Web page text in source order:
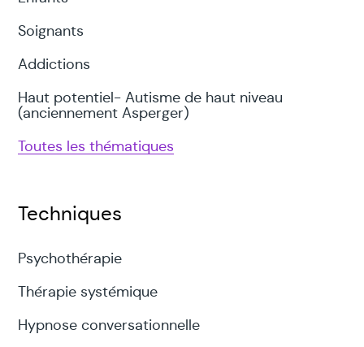
Soignants
Addictions
Haut potentiel- Autisme de haut niveau
(anciennement Asperger)
Toutes les thématiques
Techniques
Psychothérapie
Thérapie systémique
Hypnose conversationnelle